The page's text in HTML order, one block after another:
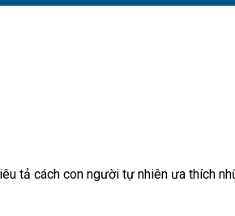
tả cách con người tự nhiên ưa thích